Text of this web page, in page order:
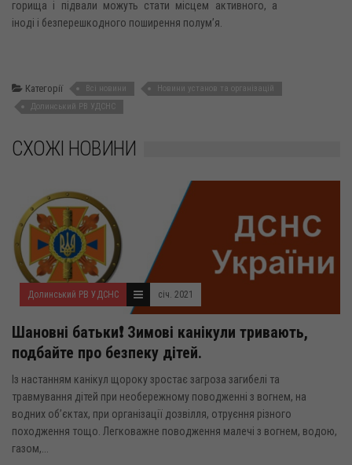
горища і підвали можуть стати місцем активного, а
іноді і безперешкодного поширення полум’я.
Категорії Всі новини
Новини установ та організацій
Долинський РВ УДСНС
СХОЖІ НОВИНИ
Долинський РВ УДСНС січ. 2021
Шановні батьки❗ Зимові канікули тривають,
подбайте про безпеку дітей.
Із настанням канікул щороку зростає загроза загибелі та
травмування дітей при необережному поводженні з вогнем, на
водних об’єктах, при організації дозвілля, отруєння різного
походження тощо. Легковажне поводження малечі з вогнем, водою,
газом,...